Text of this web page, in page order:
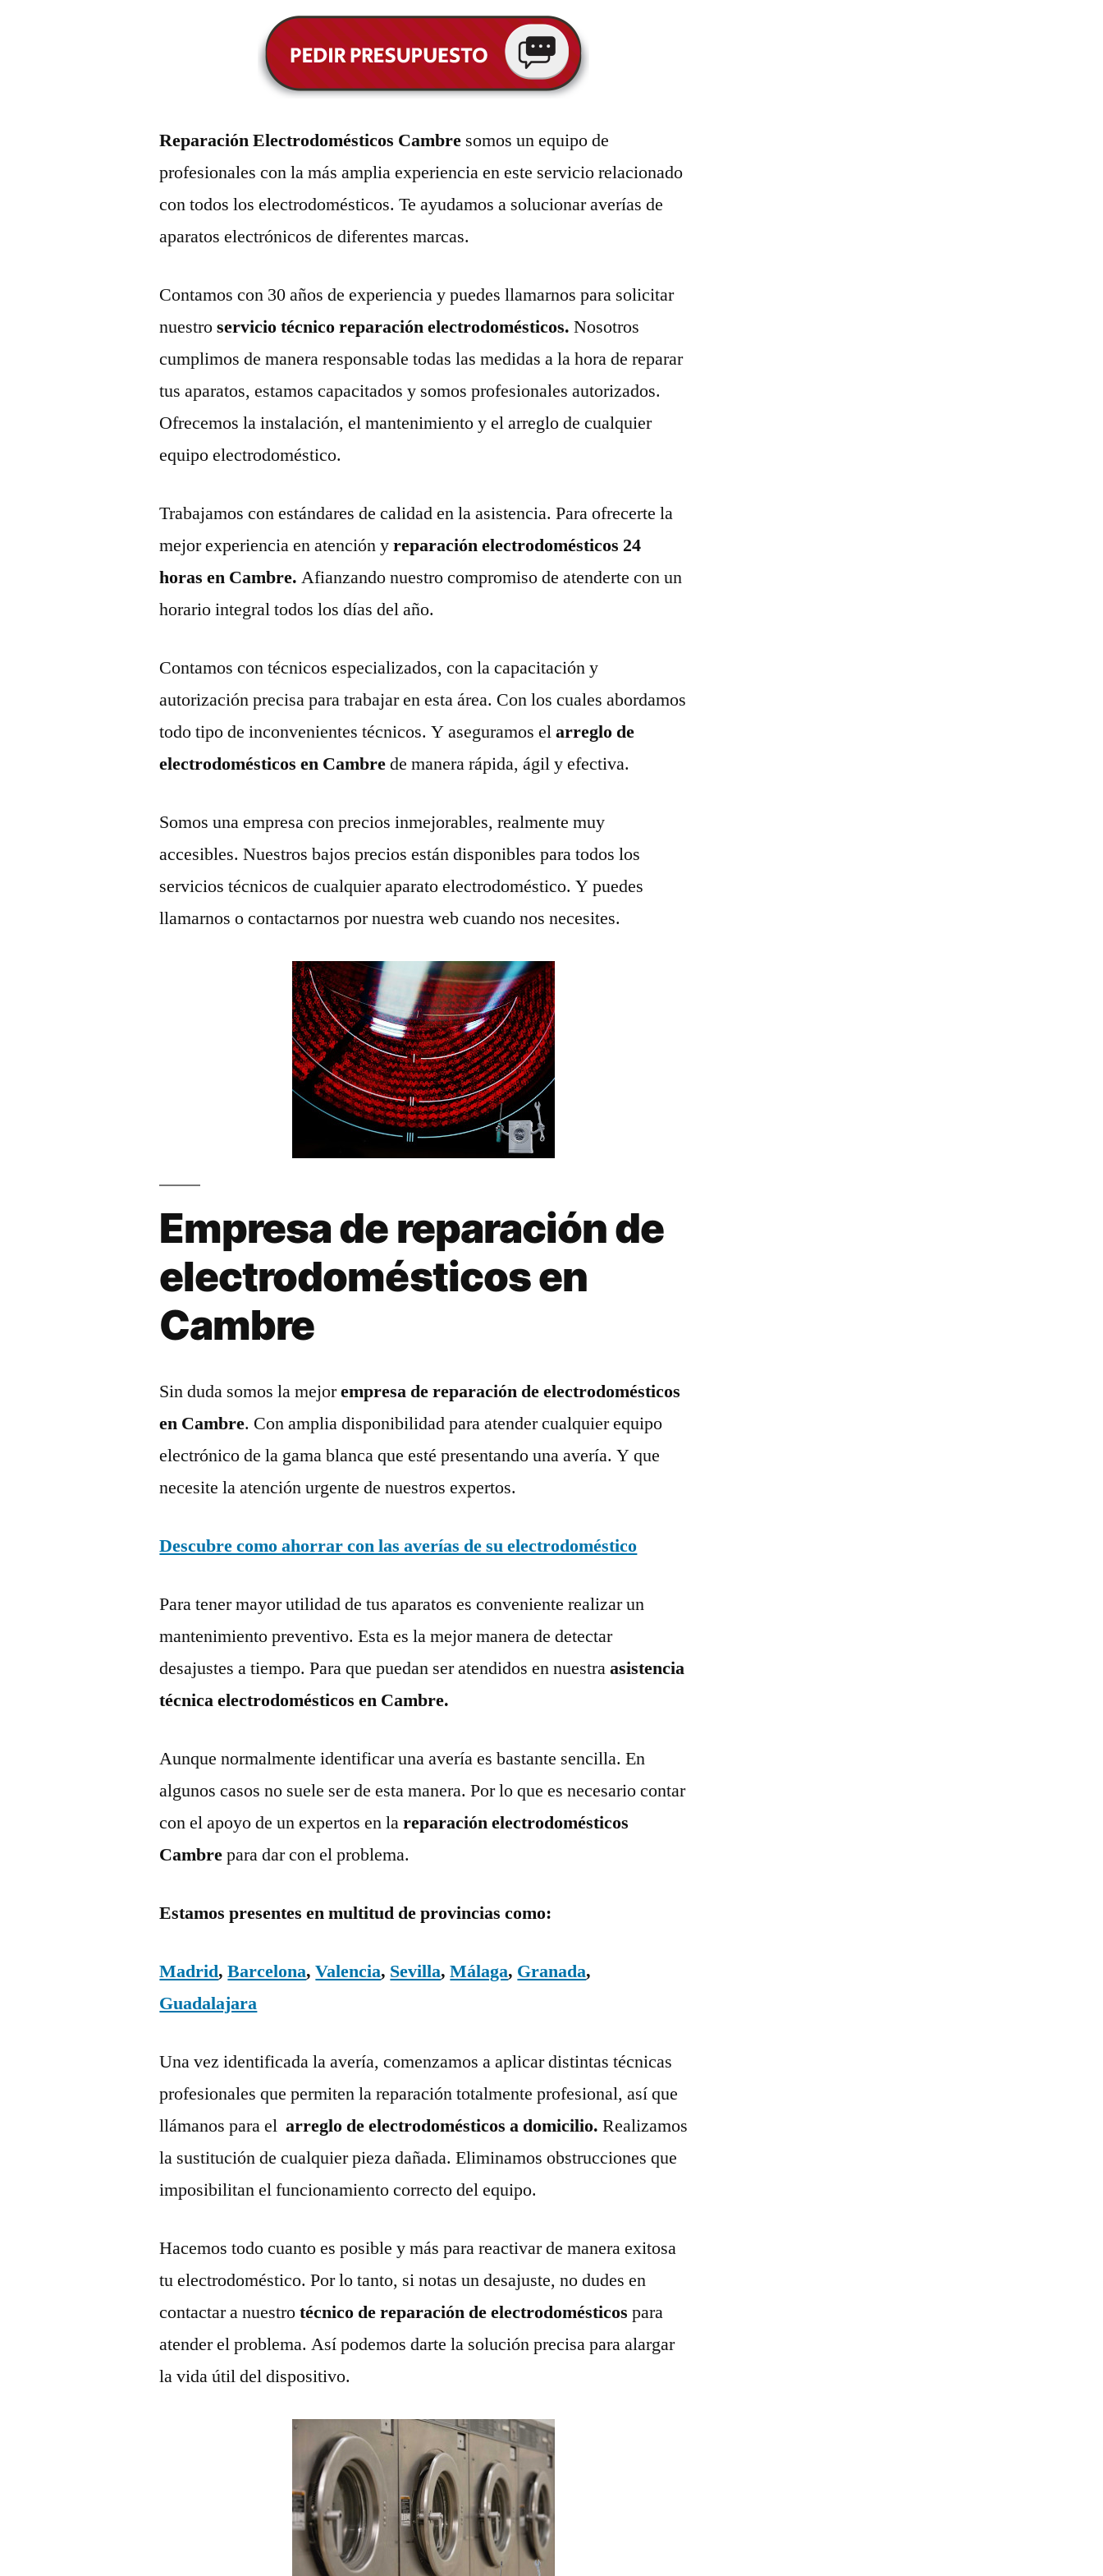
Reparación Electrodomésticos Cambre somos un equipo de
profesionales con la más amplia experiencia en este servicio relacionado
con todos los electrodomésticos. Te ayudamos a solucionar averías de
aparatos electrónicos de diferentes marcas.
Contamos con 30 años de experiencia y puedes llamarnos para solicitar
nuestroservicio técnico reparación electrodomésticos.Nosotros
cumplimos de manera responsable todas las medidas a la hora de reparar
tus aparatos, estamos capacitados y somos profesionales autorizados.
Ofrecemos la instalación, el mantenimiento y el arreglo de cualquier
equipo electrodoméstico.
Trabajamos con estándares de calidad en la asistencia. Para ofrecerte la
mejor experiencia en atención yreparación electrodomésticos 24
horas en Cambre.Afianzando nuestro compromiso de atenderte con un
horario integral todos los días del año.
Contamos con técnicos especializados, con la capacitación y
autorización precisa para trabajar en esta área. Con los cuales abordamos
todo tipo de inconvenientes técnicos. Y aseguramos elarreglo de
electrodomésticos en Cambrede manera rápida, ágil y efectiva.
Somos una empresa con precios inmejorables, realmente muy
accesibles. Nuestros bajos precios están disponibles para todos los
servicios técnicos de cualquier aparato electrodoméstico. Y puedes
llamarnos o contactarnos por nuestra web cuando nos necesites.
Empresa de reparación de
electrodomésticos en
Cambre
Sin duda somos la mejorempresa de reparación de electrodomésticos
en Cambre. Con amplia disponibilidad para atender cualquier equipo
electrónico de la gama blanca que esté presentando una avería. Y que
necesite la atención urgente de nuestros expertos.
Descubre como ahorrar con las averías de su electrodoméstico
Para tener mayor utilidad de tus aparatos es conveniente realizar un
mantenimiento preventivo. Esta es la mejor manera de detectar
desajustes a tiempo. Para que puedan ser atendidos en nuestraasistencia
técnica electrodomésticos en Cambre.
Aunque normalmente identificar una avería es bastante sencilla. En
algunos casos no suele ser de esta manera. Por lo que es necesario contar
con el apoyo de un expertos en lareparación electrodomésticos
Cambrepara dar con el problema.
Estamos presentes en multitud de provincias como:
Madrid,Barcelona,Valencia, Sevilla,Málaga, Granada,
Guadalajara
Una vez identificada la avería, comenzamos a aplicar distintas técnicas
profesionales que permiten la reparación totalmente profesional, así que
llámanos para el arreglo de electrodomésticos a domicilio.Realizamos
la sustitución de cualquier pieza dañada. Eliminamos obstrucciones que
imposibilitan el funcionamiento correcto del equipo.
Hacemos todo cuanto es posible y más para reactivar de manera exitosa
tu electrodoméstico. Por lo tanto, si notas un desajuste, no dudes en
contactar a nuestrotécnico de reparación de electrodomésticospara
atender el problema. Así podemos darte la solución precisa para alargar
la vida útil del dispositivo.